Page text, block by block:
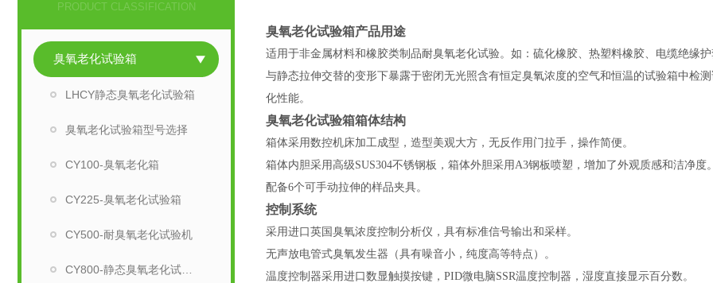
PRODUCT CLASSIFICATION
臭氧老化试验箱
LHCY静态臭氧老化试验箱
臭氧老化试验箱型号选择
CY100-臭氧老化箱
CY225-臭氧老化试验箱
CY500-耐臭氧老化试验机
臭氧老化试验箱产品用途
适用于非金属材料和橡胶类制品耐臭氧老化试验。如：硫化橡胶、热塑料橡胶、电缆绝缘
与静态拉伸交替的变形下暴露于密闭无光照含有恒定臭氧浓度的空气和恒温的试验箱中检
化性能。
臭氧老化试验箱箱体结构
箱体采用数控机床加工成型，造型美观大方，无反作用门拉手，操作简便。
箱体内胆采用高级SUS304不锈钢板，箱体外胆采用A3钢板喷塑，增加了外观质感和洁净度
配备6个可手动拉伸的样品夹具。
控制系统
采用进口英国臭氧浓度控制分析仪，具有标准信号输出和采样。
无声放电管式臭氧发生器（具有噪音小，纯度高等特点）。
温度控制器采用进口数显触摸按键，PID微电脑SSR温度控制器，湿度直接显示百分数。